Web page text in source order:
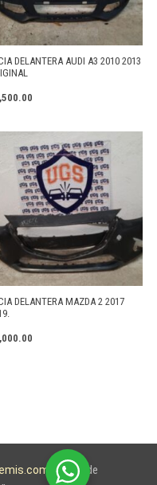
DELANTERA AUDI A3 2010 2013
DELANTERA MAZDA 2 2017
Aviso de